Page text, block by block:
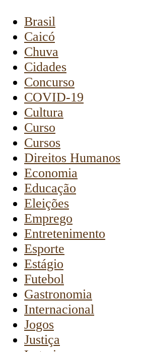
Brasil
Caicó
Chuva
Cidades
Concurso
COVID-19
Cultura
Curso
Cursos
Direitos Humanos
Economia
Educação
Eleições
Emprego
Entretenimento
Esporte
Estágio
Futebol
Gastronomia
Internacional
Jogos
Justiça